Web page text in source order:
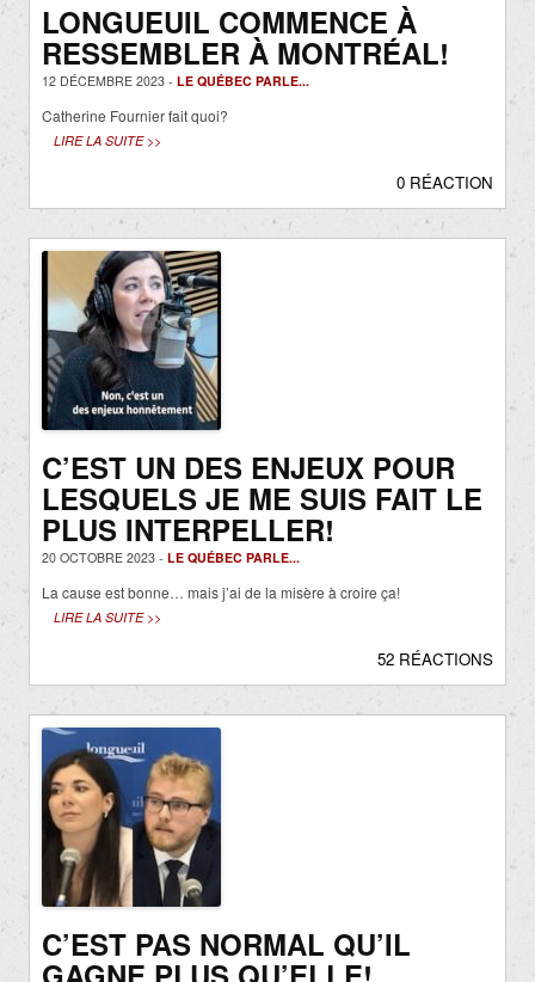
LONGUEUIL COMMENCE À
RESSEMBLER À MONTRÉAL!
12 DÉCEMBRE 2023 - LE QUÉBEC PARLE...
Catherine Fournier fait quoi?
LIRE LA SUITE >>
0 RÉACTION
C’EST UN DES ENJEUX POUR
LESQUELS JE ME SUIS FAIT LE
PLUS INTERPELLER!
20 OCTOBRE 2023 - LE QUÉBEC PARLE...
La cause est bonne… mais j’ai de la misère à croire ça!
LIRE LA SUITE >>
52 RÉACTIONS
C’EST PAS NORMAL QU’IL